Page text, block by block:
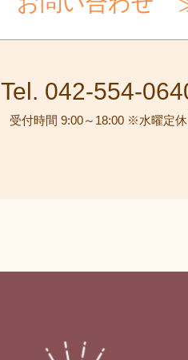
Tel. 042-554-
受付時間 9:00～18:00 ※水曜定休